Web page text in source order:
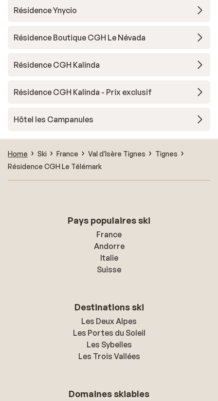
Résidence Ynycio
Résidence Boutique CGH Le Névada
Résidence CGH Kalinda
Résidence CGH Kalinda - Prix exclusif
Hôtel les Campanules
Home Ski France Val d'Isère Tignes
Tignes
Résidence CGH Le Télémark
Pays populaires ski
France
Andorre
Italie
Suisse
Destinations ski
Les Deux Alpes
Les Portes du Soleil
Les Sybelles
Les Trois Vallées
Domaines skiables